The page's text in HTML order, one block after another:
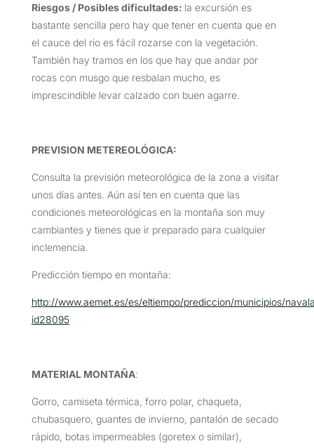
Riesgos / Posibles dificultades: la excursión es
bastante sencilla pero hay que tener en cuenta que en
el cauce del rio es fácil rozarse con la vegetación.
También hay tramos en los que hay que andar por
rocas con musgo que resbalan mucho, es
imprescindible levar calzado con buen agarre.
PREVISION METEREOLÓGICA:
Consulta la previsión meteorológica de la zona a visitar
unos días antes. Aún así ten en cuenta que las
condiciones meteorológicas en la montaña son muy
cambiantes y tienes que ir preparado para cualquier
inclemencia.
Predicción tiempo en montaña:
http://www.aemet.es/es/eltiempo/prediccion/municipios/
id28095
MATERIAL MONTAÑA:
Gorro, camiseta térmica, forro polar, chaqueta,
chubasquero, guantes de invierno, pantalón de secado
rápido, botas impermeables (goretex o similar),